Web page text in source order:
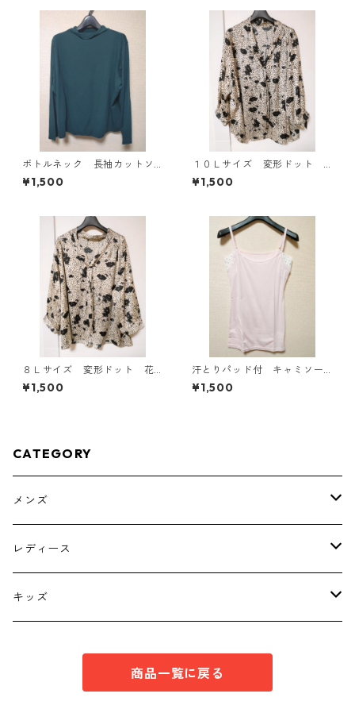
ボトルネック 長袖カットソ
ー ４Ｌ ティールグリー
ン KAE-4812
¥1,500
１０Ｌサイズ 変形ドット
花柄 ボウタイブラウス オ
フホワイト KAE-4778
¥1,500
８Ｌサイズ 変形ドット 花
柄 ボウタイブラウス オフ
ホワイト KAE-4766
¥1,500
汗とりパッド付 キャミソー
ル Ｌ ライトピンク KAE-
4789
¥1,500
CATEGORY
メンズ
トップス
ボトムス
レディース
トップス
キッズ
商品一覧に戻る